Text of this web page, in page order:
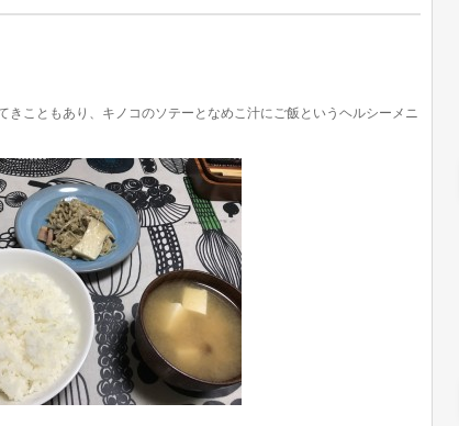
きこともあり、キノコのソテーとなめこ汁にご飯というヘルシーメニ